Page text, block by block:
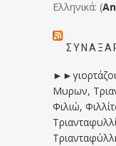
Ελληνικά: (
Μυρων,
Φιλιώ,